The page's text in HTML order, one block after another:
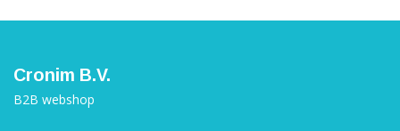
Cronim B.V.
B2B webshop